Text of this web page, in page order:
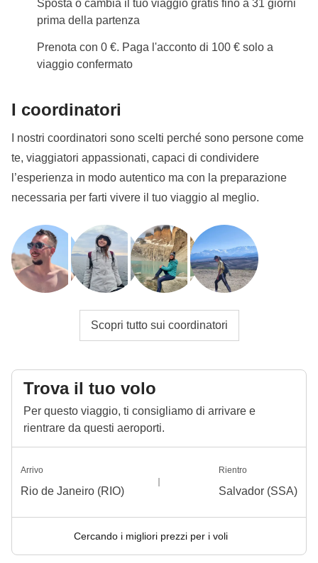
alcune delle notti, la camera condivisa con letto
matrimoniale.
Info sulle camere private
Vedi i dettagli
Sposta o cambia il tuo viaggio gratis fino a 31 giorni
prima della partenza
Prenota con 0 €. Paga l'acconto di 100 € solo a
viaggio confermato
I coordinatori
I nostri coordinatori sono scelti perché sono persone come
te, viaggiatori appassionati, capaci di condividere
l’esperienza in modo autentico ma con la preparazione
necessaria per farti vivere il tuo viaggio al meglio.
Scopri tutto sui coordinatori
Trova il tuo volo
Per questo viaggio, ti consigliamo di arrivare e
rientrare da questi aeroporti.
Arrivo
Rio de Janeiro (RIO)
Rientro
Salvador (SSA)
Cercando i migliori prezzi per i voli